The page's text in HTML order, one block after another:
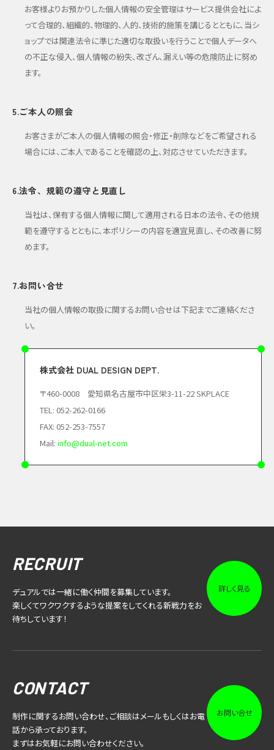
お客様よりお預かりした個人情報の安全管理はサービス提供会社によ
って合理的、組織的、物理的、人的、技術的施策を講じるとともに、当シ
ョップでは関連法令に準じた適切な取扱いを行うことで個人データへ
の不正な侵入、個人情報の紛失、改ざん、漏えい等の危険防止に努め
ます。
5.ご本人の照会
お客さまがご本人の個人情報の照会・修正・削除などをご希望される
場合には、ご本人であることを確認の上、対応させていただきます。
6.法令、規範の遵守と見直し
当社は、保有する個人情報に関して適用される日本の法令、その他規
範を遵守するとともに、本ポリシーの内容を適宜見直し、その改善に努
めます。
7.お問い合せ
当社の個人情報の取扱に関するお問い合せは下記までご連絡くださ
い。
株式会社 DUAL DESIGN DEPT.
〒460-0008 愛知県名古屋市中区栄3-11-22 SKPLACE
TEL: 052-262-0166
FAX: 052-253-7557
Mail: info@dual-net.com
RECRUIT
デュアルでは一緒に働く仲間を募集しています。
楽しくてワクワクするような提案をしてくれる新戦力をお
待ちしています！
詳しく見る
CONTACT
制作に関するお問い合わせ、ご相談はメールもしくはお電
話から承っております。
まずはお気軽にお問い合わせください。
お問い合せ